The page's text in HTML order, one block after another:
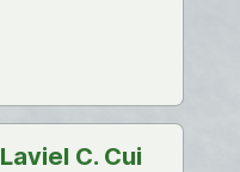
Laviel C. Cui